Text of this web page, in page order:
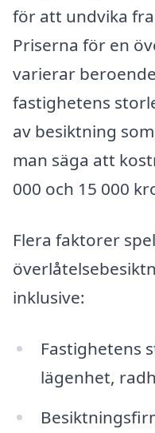
för att undvika
Priserna för en
varierar
fastighetens
av besiktning
man säga att
000 och 15 000
Flera faktorer
inklusive:
Fastighetens
lägenhet,